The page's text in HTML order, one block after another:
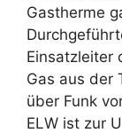
Gastherme
Einsatzleiter
Gas aus der
über Funk
ELW ist zur